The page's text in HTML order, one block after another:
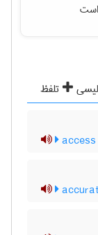
است
تلفظ